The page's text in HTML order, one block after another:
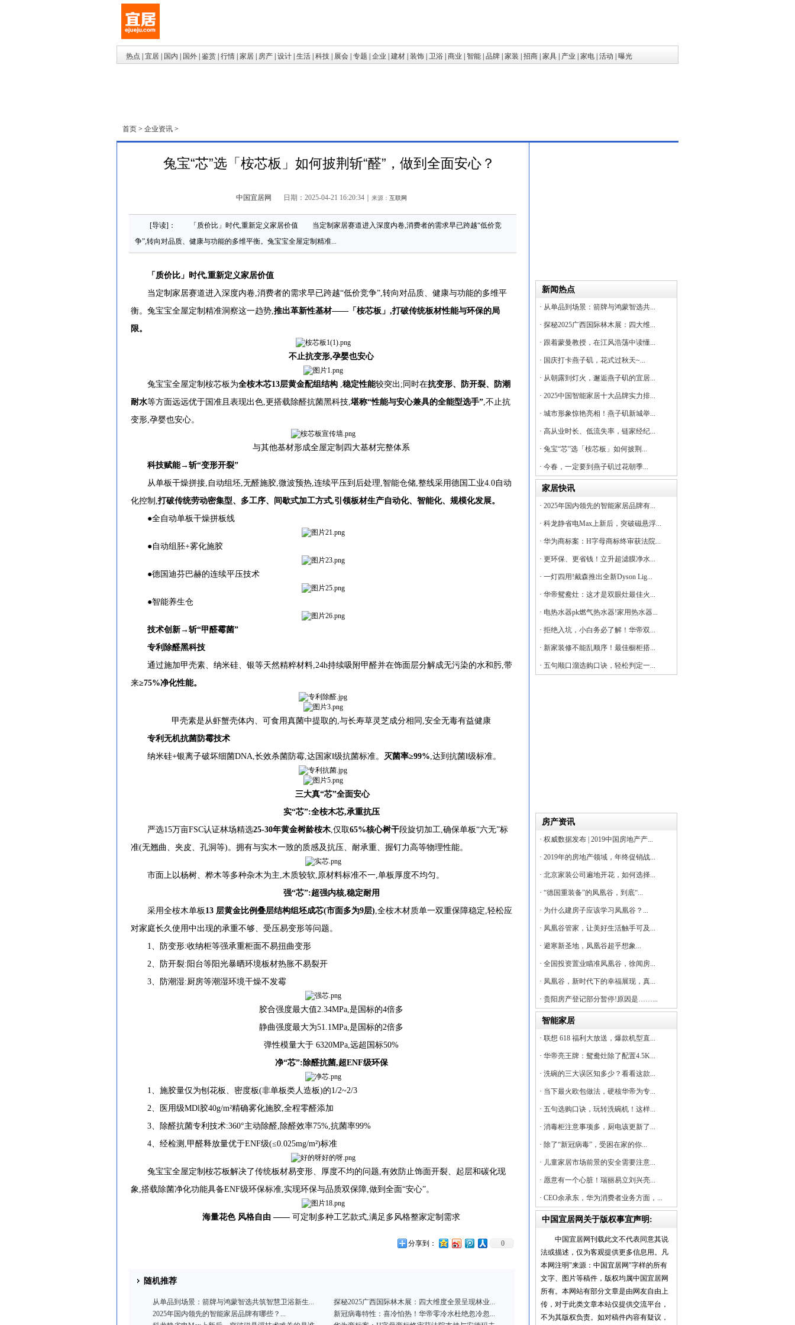
热点 宜居 国内 国外 鉴赏 行情 家居 房产 设计 生活 科技 展会 专题 企业 建材 装饰 卫浴 商业 智能 品牌 家装 招商 家具 产业 家电 活动 曝光
首页 > 企业资讯 >
兔宝“芯”选「桉芯板」如何披荆斩“醛”，做到全面安心？
中国宜居网 日期：2025-04-21 16:20:34｜ 来源： 互联网
[导读]： 「质价比」时代,重新定义家居价值 当定制家居赛道进入深度内卷,消费者的需求早已跨越“低价竞
争”,转向对品质、健康与功能的多维平衡。兔宝宝全屋定制精准...
「质价比」时代,重新定义家居价值
当定制家居赛道进入深度内卷,消费者的需求早已跨越“低价竞争”,转向对品质、健康与功能的多维平
衡。兔宝宝全屋定制精准洞察这一趋势,推出革新性基材——「桉芯板」,打破传统板材性能与环保的局
限。
不止抗变形,孕婴也安心
兔宝宝全屋定制桉芯板为全桉木芯13层黄金配组结构 ,稳定性能较突出;同时在抗变形、防开裂、防潮
耐水等方面远远优于国准且表现出色,更搭载除醛抗菌黑科技,堪称“性能与安心兼具的全能型选手”,不止抗
变形,孕婴也安心。
与其他基材形成全屋定制四大基材完整体系
科技赋能→斩“变形开裂”
从单板干燥拼接,自动组坯,无醛施胶,微波预热,连续平压到后处理,智能仓储,整线采用德国工业4.0自动
化控制,打破传统劳动密集型、多工序、间歇式加工方式,引领板材生产自动化、智能化、规模化发展。
●全自动单板干燥拼板线
●自动组胚+雾化施胶
●德国迪芬巴赫的连续平压技术
●智能养生仓
技术创新→斩“甲醛霉菌”
专利除醛黑科技
通过施加甲壳素、纳米硅、银等天然精粹材料,24h持续吸附甲醛并在饰面层分解成无污染的水和肟,带
来≥75%净化性能。
甲壳素是从虾蟹壳体内、可食用真菌中提取的,与长寿草灵芝成分相同,安全无毒有益健康
专利无机抗菌防霉技术
纳米硅+银离子破坏细菌DNA,长效杀菌防霉,达国家Ⅰ级抗菌标准。
灭菌率≥99%,达到抗菌Ⅰ级标准。
三大真“芯”全面安心
实“芯”:全桉木芯,承重抗压
严选15万亩FSC认证林场精选25-30年黄金树龄桉木,仅取65%核心树干段旋切加工,确保单板“六无”标
准(无翘曲、夹皮、孔洞等)。拥有与实木一致的质感及抗压、耐承重、握钉力高等物理性能。
市面上以杨树、桦木等多种杂木为主,木质较软,原材料标准不一,单板厚度不均匀。
强“芯”:超强内核,稳定耐用
采用全桉木单板 13 层黄金比例叠层结构组坯成芯(市面多为9层),全桉木材质单一双重保障稳定,轻松应
对家庭长久使用中出现的承重不够、受压易变形等问题。
1、防变形:收纳柜等强承重柜面不易扭曲变形
2、防开裂:阳台等阳光暴晒环境板材热胀不易裂开
3、防潮湿:厨房等潮湿环境干燥不发霉
胶合强度最大值2.34MPa,是国标的4倍多
静曲强度最大为51.1MPa,是国标的2倍多
弹性模量大于 6320MPa,远超国标50%
净“芯”:除醛抗菌,超ENF级环保
1、施胶量仅为刨花板、密度板(非单板类人造板)的1/2~2/3
2、医用级MDl胶40g/m²精确雾化施胶,全程零醛添加
3、除醛抗菌专利技术:360°主动除醛,除醛效率75%,抗菌率99%
4、经检测,甲醛释放量优于ENF级(≤0.025mg/m²)标准
兔宝宝全屋定制桉芯板解决了传统板材易变形、厚度不均的问题,有效防止饰面开裂、起层和碳化现
象,搭载除菌净化功能具备ENF级环保标准,实现环保与品质双保障,做到全面“安心”。
海量花色 风格自由 —— 可定制多种工艺款式,满足多风格整家定制需求
分享到： 0
随机推荐
从单品到场景：箭牌与鸿蒙智选共筑智慧卫浴新生...
探秘2025广西国际林木展：四大维度全景呈现林业...
2025年国内领先的智能家居品牌有哪些？...
新冠病毒特性：喜冷怕热！华帝零冷水杜绝忽冷忽...
新闻热点
· 从单品到场景：箭牌与鸿蒙智选共...
· 探秘2025广西国际林木展：四大维...
· 跟着蒙曼教授，在江风浩荡中读懂...
· 国庆打卡燕子矶，花式过秋天~...
· 从朝露到灯火，邂逅燕子矶的宜居...
· 2025中国智能家居十大品牌实力排...
· 城市形象惊艳亮相！燕子矶新城举...
· 高从业时长、低流失率，链家经纪...
· 兔宝“芯”选「桉芯板」如何披荆...
· 今春，一定要到燕子矶过花朝季...
家居快讯
· 2025年国内领先的智能家居品牌有...
· 科龙静省电Max上新后，突破磁悬浮...
· 华为商标案：H字母商标终审获法院...
· 更环保、更省钱！立升超滤膜净水...
· 一灯四用!戴森推出全新Dyson Lig...
· 华帝鸳鸯灶：这才是双眼灶最佳火...
· 电热水器pk燃气热水器!家用热水器...
· 拒绝入坑，小白务必了解！华帝双...
· 新家装修不能乱顺序！最佳橱柜搭...
· 五句顺口溜选购口诀，轻松判定一...
房产资讯
· 权威数据发布 | 2019中国房地产产...
· 2019年的房地产领域，年终促销战...
· 北京家装公司遍地开花，如何选择...
· “德国重装备”的凤凰谷，到底“...
· 为什么建房子应该学习凤凰谷？...
· 凤凰谷管家，让美好生活触手可及...
· 避寒新圣地，凤凰谷超乎想象...
· 全国投资置业瞄准凤凰谷，徐闻房...
· 凤凰谷，新时代下的幸福展现，真...
· 贵阳房产登记部分暂停!原因是……...
智能家居
· 联想 618 福利大放送，爆款机型直...
· 华帝亮王牌：鸳鸯灶除了配置4.5K...
· 洗碗的三大误区知多少？看看这款...
· 当下最火欧包做法，硬核华帝为专...
· 五句选购口诀，玩转洗碗机！这样...
· 消毒柜注意事项多，厨电该更新了...
· 除了“新冠病毒”，受困在家的你...
· 儿童家居市场前景的安全需要注意...
· 愿意有一个心脏！瑞丽易立刘兴亮...
· CEO余承东，华为消费者业务方面，...
中国宜居网关于版权事宜声明:
中国宜居网刊载此文不代表同意其说
法或描述，仅为客观提供更多信息用。凡
本网注明"来源：中国宜居网"字样的所有
文字、图片等稿件，版权均属中国宜居网
所有。本网站有部分文章是由网友自由上
传，对于此类文章本站仅提供交流平台，
不为其版权负责。如对稿件内容有疑议，